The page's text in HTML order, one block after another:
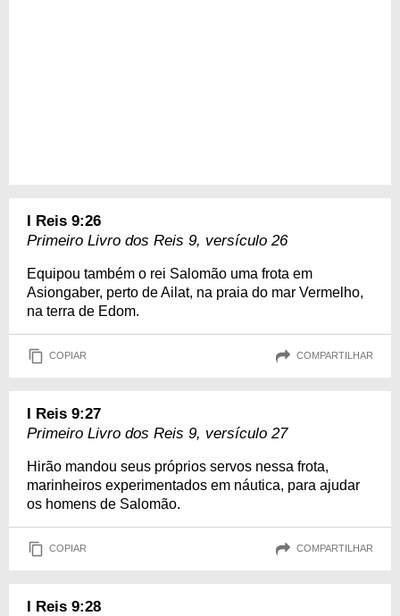
I Reis 9:26
Primeiro Livro dos Reis 9, versículo 26
Equipou também o rei Salomão uma frota em
Asiongaber, perto de Ailat, na praia do mar Vermelho,
na terra de Edom.
COPIAR COMPARTILHAR
I Reis 9:27
Primeiro Livro dos Reis 9, versículo 27
Hirão mandou seus próprios servos nessa frota,
marinheiros experimentados em náutica, para ajudar
os homens de Salomão.
COPIAR COMPARTILHAR
I Reis 9:28